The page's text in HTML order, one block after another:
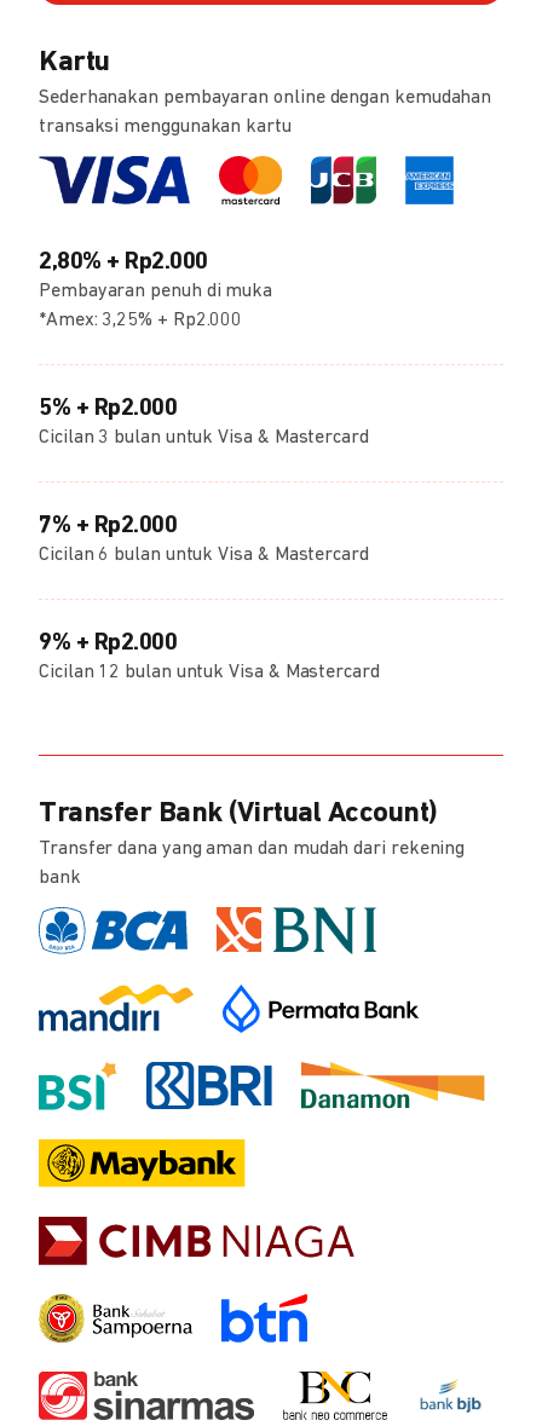
Kartu
Sederhanakan pembayaran online dengan kemudahan
transaksi menggunakan kartu
2,80% + Rp2.000
Pembayaran penuh di muka
*Amex: 3,25% + Rp2.000
5% + Rp2.000
Cicilan 3 bulan untuk Visa & Mastercard
7% + Rp2.000
Cicilan 6 bulan untuk Visa & Mastercard
9% + Rp2.000
Cicilan 12 bulan untuk Visa & Mastercard
Transfer Bank (Virtual Account)
Transfer dana yang aman dan mudah dari rekening
bank